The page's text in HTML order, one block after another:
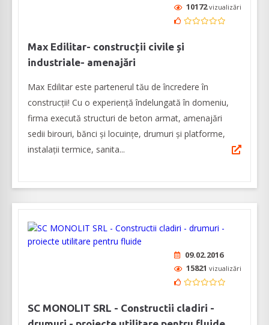
10172vizualizări
Max Edilitar- construcții civile și
industriale- amenajări
Max Edilitar este partenerul tău de încredere în
construcții! Cu o experiență îndelungată în domeniu,
firma execută structuri de beton armat, amenajări
sedii birouri, bănci și locuințe, drumuri și platforme,
instalații termice, sanita...
09.02.2016
15821 vizualizări
SC MONOLIT SRL - Constructii cladiri -